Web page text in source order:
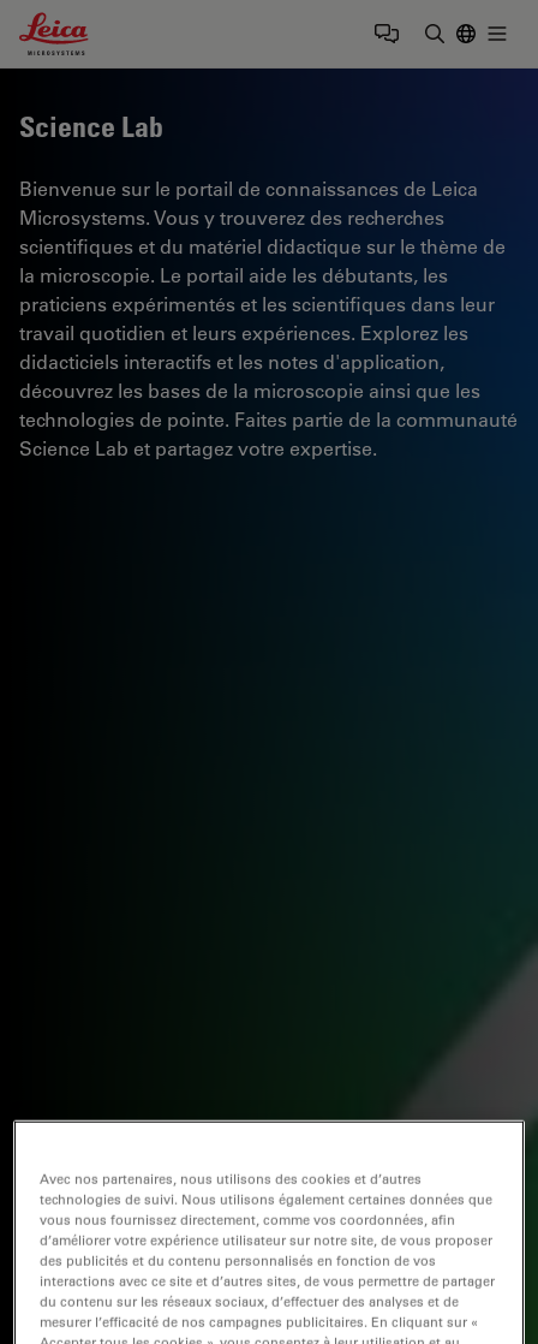
Leica Microsystems Logo
Science Lab
Bienvenue sur le portail de connaissances de Leica
Microsystems. Vous y trouverez des recherches
scientifiques et du matériel didactique sur le thème de
la microscopie. Le portail aide les débutants, les
praticiens expérimentés et les scientifiques dans leur
travail quotidien et leurs expériences. Explorez les
didacticiels interactifs et les notes d'application,
découvrez les bases de la microscopie ainsi que les
technologies de pointe. Faites partie de la communauté
Science Lab et partagez votre expertise.
Avec nos partenaires, nous utilisons des cookies et d’autres
technologies de suivi. Nous utilisons également certaines données que
vous nous fournissez directement, comme vos coordonnées, afin
d’améliorer votre expérience utilisateur sur notre site, de vous proposer
des publicités et du contenu personnalisés en fonction de vos
interactions avec ce site et d’autres sites, de vous permettre de partager
du contenu sur les réseaux sociaux, d’effectuer des analyses et de
mesurer l’efficacité de nos campagnes publicitaires. En cliquant sur «